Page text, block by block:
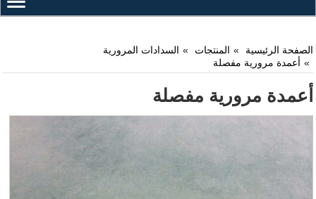
الصفحة الرئيسية المنتجات
السدادات المرورية
أعمدة مرورية مفصلة
أعمدة مرورية مفصلة